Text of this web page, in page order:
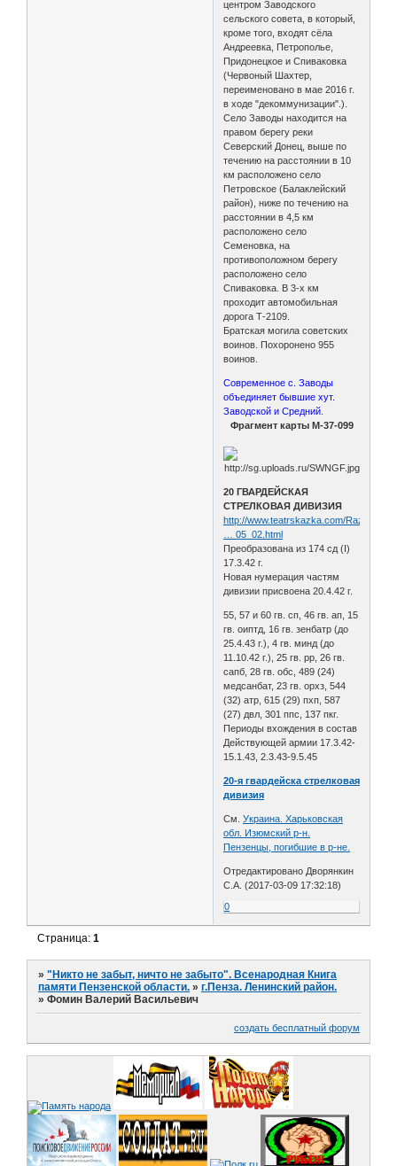
центром Заводского
сельского совета, в который,
кроме того, входят сёла
Андреевка, Петрополье,
Придонецкое и Спиваковка
(Червоный Шахтер,
переименовано в мае 2016 г.
в ходе "декоммунизации".).
Село Заводы находится на
правом берегу реки
Северский Донец, выше по
течению на расстоянии в 10
км расположено село
Петровское (Балаклейский
район), ниже по течению на
расстоянии в 4,5 км
расположено село
Семеновка, на
противоположном берегу
расположено село
Спиваковка. В 3-х км
проходит автомобильная
дорога Т-2109.
Братская могила советских
воинов. Похоронено 955
воинов.
Современное с. Заводы
объединяет бывшие хут.
Заводской и Средний
Фрагмент карты М-37-099
20 ГВАРДЕЙСКАЯ
СТРЕЛКОВАЯ ДИВИЗИЯ
http://www.teatrskazka.com/Raznoe/
… 05_02.html
Преобразована из 174 сд (I)
17.3.42 г.
Новая нумерация частям
дивизии присвоена 20.4.42 г.
55, 57 и 60 гв. сп, 46 гв. ап, 15
гв. оиптд, 16 гв. зенбатр (до
25.4.43 г.), 4 гв. минд (до
11.10.42 г.), 25 гв. рр, 26 гв.
сапб, 28 гв. обс, 489 (24)
медсанбат, 23 гв. орхз, 544
(32) атр, 615 (29) пхп, 587
(27) двл, 301 ппс, 137 пкг.
Периоды вхождения в состав
Действующей армии 17.3.42-
15.1.43, 2.3.43-9.5.45
20-я гвардейска стрелковая
дивизия
См.Украина. Харьковская
обл. Изюмский р-н.
Пензенцы, погибшие в р-не.
Отредактировано Дворянкин
С.А. (2017-03-09 17:32:18)
0
Страница:1
»"Никто не забыт, ничто не забыто". Всенародная Книга
памяти Пензенской области. »г.Пенза. Ленинский район.
»Фомин Валерий Васильевич
создать бесплатный форум